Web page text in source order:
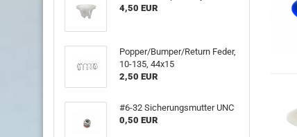
4,50 EUR
Popper/Bumper/Return Feder,
10-135, 44x15
2,50 EUR
#6-32 Sicherungsmutter UNC
0,50 EUR